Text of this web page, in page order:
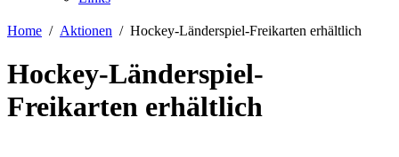
Home Aktionen Hockey-Länderspiel-Freikarten erhältlich
Hockey-Länderspiel-
Freikarten erhältlich